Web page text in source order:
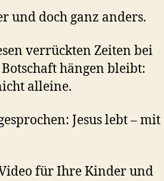
und doch ganz anders.
verrückten Zeiten bei
hängen bleibt:
alleine.
Jesus lebt – mit
für Ihre Kinder und